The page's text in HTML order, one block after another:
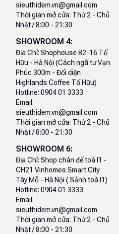
sieuthidem.vn@gmail.com
Thời gian mở cửa: Thứ 2 - Chủ
Nhật / 8:00 - 21:30
SHOWROOM 4:
Địa Chỉ: Shophouse B2-16 Tố
Hữu - Hà Nội (Cách ngã tư Vạn
Phúc 300m - Đối diện
Highlands Coffee Tố Hữu)
Hotline: 0904 01 3333
Email:
sieuthidem.vn@gmail.com
Thời gian mở cửa: Thứ 2 - Chủ
Nhật / 8:00 - 21:30
SHOWROOM 6:
Địa Chỉ: Shop chân đế toà I1 -
CH21 Vinhomes Smart City
Tây Mỗ - Hà Nội ( Sảnh toà I1)
Hotline: 0904 01 3333
Email:
sieuthidem.vn@gmail.com
Thời gian mở cửa: Thứ 2 - Chủ
Nhật / 8:00 - 21:30